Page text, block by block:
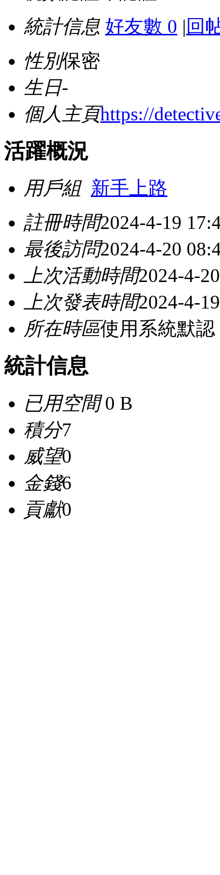
統計信息 好友數 0 | 回
性別保密
生日-
個人主頁https://
活躍概況
用戶組 新手上路
註冊時間2024-4-19
最後訪問2024-4-20
上次活動時間2024-4-
上次發表時間2024-4-
所在時區使用系統默認
統計信息
已用空間0 B
積分7
威望0
金錢6
貢獻0